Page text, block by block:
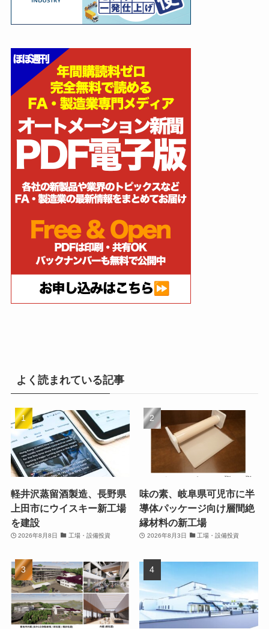
よく読まれている記事
軽井沢蒸留酒製造、長野県
上田市にウイスキー新工場
を建設
2026年8月8日 工場・設備投資
味の素、岐阜県可児市に半
導体パッケージ向け層間絶
縁材料の新工場
2026年8月3日 工場・設備投資